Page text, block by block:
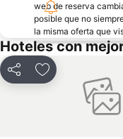
web de reserva
posible que no
la misma oferta que
Hoteles con
CompartirAgregar a